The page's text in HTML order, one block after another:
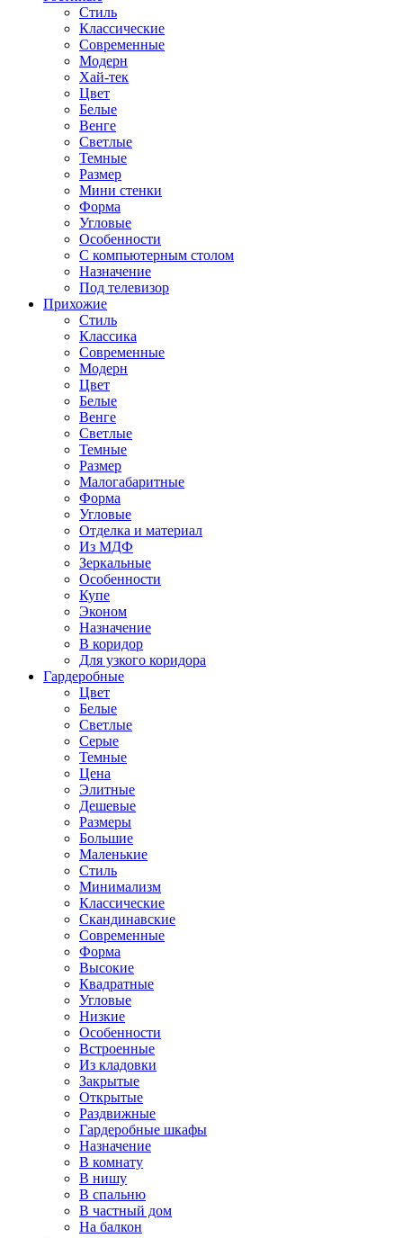
Стиль
Классические
Современные
Модерн
Хай-тек
Цвет
Белые
Венге
Светлые
Темные
Размер
Мини стенки
Форма
Угловые
Особенности
С компьютерным столом
Назначение
Под телевизор
Прихожие
Стиль
Классика
Современные
Модерн
Цвет
Белые
Венге
Светлые
Темные
Размер
Малогабаритные
Форма
Угловые
Отделка и материал
Из МДФ
Зеркальные
Особенности
Купе
Эконом
Назначение
В коридор
Для узкого коридора
Гардеробные
Цвет
Белые
Светлые
Серые
Темные
Цена
Элитные
Дешевые
Размеры
Большие
Маленькие
Стиль
Минимализм
Классические
Скандинавские
Современные
Форма
Высокие
Квадратные
Угловые
Низкие
Особенности
Встроенные
Из кладовки
Закрытые
Открытые
Раздвижные
Гардеробные шкафы
Назначение
В комнату
В нишу
В спальню
В частный дом
На балкон